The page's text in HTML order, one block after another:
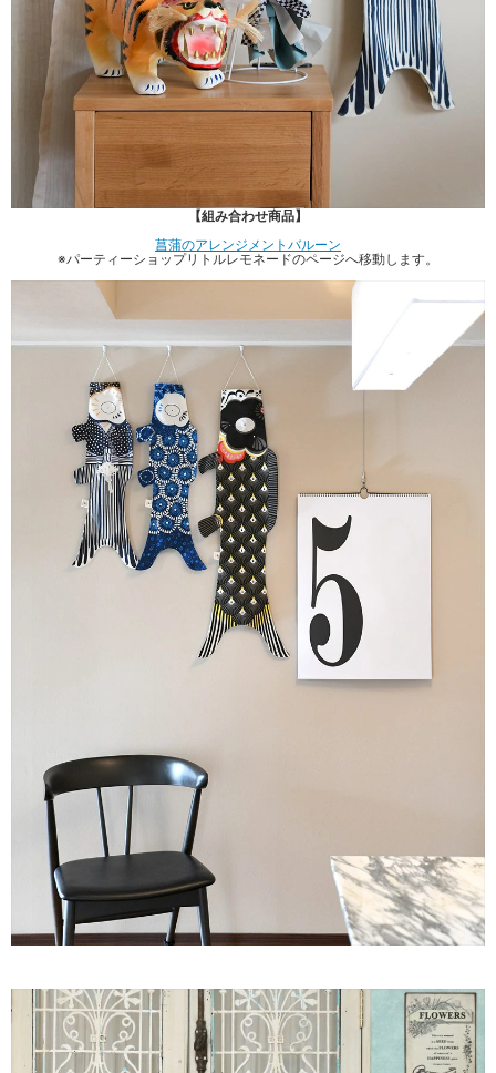
【組み合わせ商品】
菖蒲のアレンジメントバルーン
※パーティーショップリトルレモネードのページへ移動します。